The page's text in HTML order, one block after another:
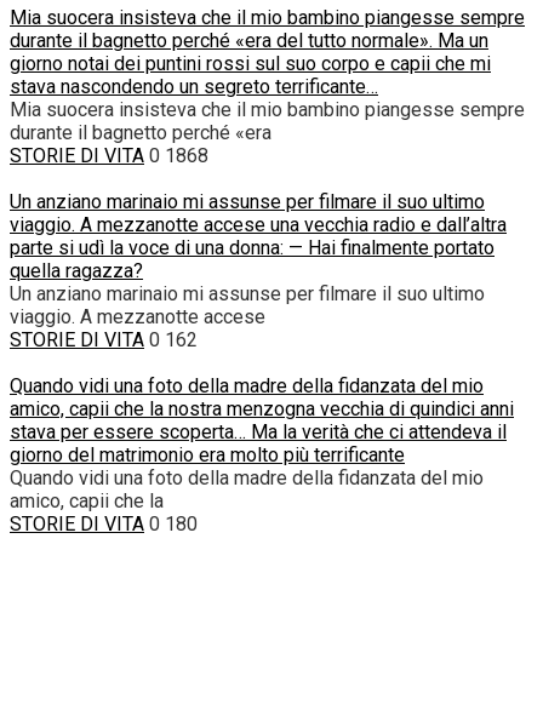
Mia suocera insisteva che il mio bambino piangesse sempre
durante il bagnetto perché «era del tutto normale». Ma un
giorno notai dei puntini rossi sul suo corpo e capii che mi
stava nascondendo un segreto terrificante…
Mia suocera insisteva che il mio bambino piangesse sempre
durante il bagnetto perché «era
STORIE DI VITA 0 1868
Un anziano marinaio mi assunse per filmare il suo ultimo
viaggio. A mezzanotte accese una vecchia radio e dall’altra
parte si udì la voce di una donna: — Hai finalmente portato
quella ragazza?
Un anziano marinaio mi assunse per filmare il suo ultimo
viaggio. A mezzanotte accese
STORIE DI VITA 0 162
Quando vidi una foto della madre della fidanzata del mio
amico, capii che la nostra menzogna vecchia di quindici anni
stava per essere scoperta… Ma la verità che ci attendeva il
giorno del matrimonio era molto più terrificante
Quando vidi una foto della madre della fidanzata del mio
amico, capii che la
STORIE DI VITA 0 180